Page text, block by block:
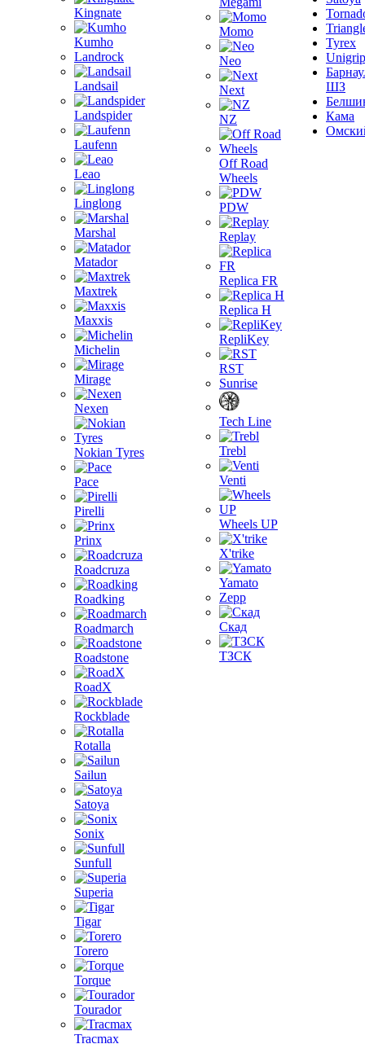
Kingnate
Kumho
Landrock
Landsail
Landspider
Laufenn
Leao
Linglong
Marshal
Matador
Maxtrek
Maxxis
Michelin
Mirage
Nexen
Nokian Tyres
Pace
Pirelli
Prinx
Roadcruza
Roadking
Roadmarch
Roadstone
RoadX
Rockblade
Rotalla
Sailun
Satoya
Sonix
Sunfull
Superia
Tigar
Torero
Torque
Tourador
Tracmax
Momo
Neo
Next
NZ
Off Road
Wheels
PDW
Replay
Replica FR
Replica H
RepliKey
RST
Sunrise
Tech Line
Trebl
Venti
Wheels UP
X'trike
Yamato
Zepp
Скад
ТЗСК
Tyrex
Unigrip
ШЗ
Кама